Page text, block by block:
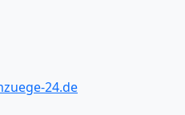
24.de